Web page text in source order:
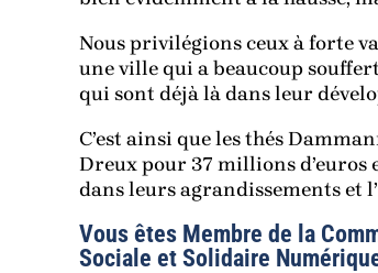
Nous privilégions ceux à forte
une ville qui a beaucoup
qui sont déjà là dans leur
C’est ainsi que les thés
Dreux pour 37 millions d’euros
dans leurs agrandissements et
Vous êtes Membre de la
Sociale et Solidaire